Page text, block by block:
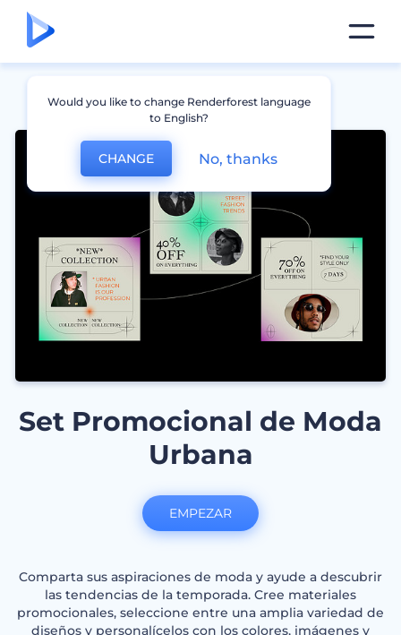
Set Promocional de Moda
Urbana
Comparta sus aspiraciones de moda y ayude a descubrir
las tendencias de la temporada. Cree materiales
promocionales, seleccione entre una amplia variedad de
diseños y personalícelos con los colores, imágenes y
EMPEZAR
Would you like to change Renderforest language
to English?
CHANGE No, thanks